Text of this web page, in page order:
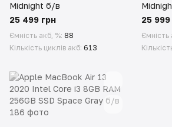
Midnight б/в
25 499 грн
Ємність акб, % 88
Кількість циклів акб 613
25 999
Ємність